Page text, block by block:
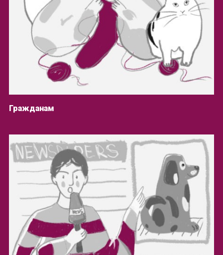
Гражданам